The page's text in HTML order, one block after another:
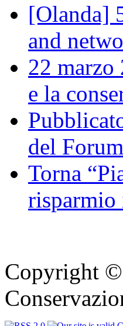
[Olanda]
and
22 marzo
e la
del Forum
Torna
risparmio
Copyright ©